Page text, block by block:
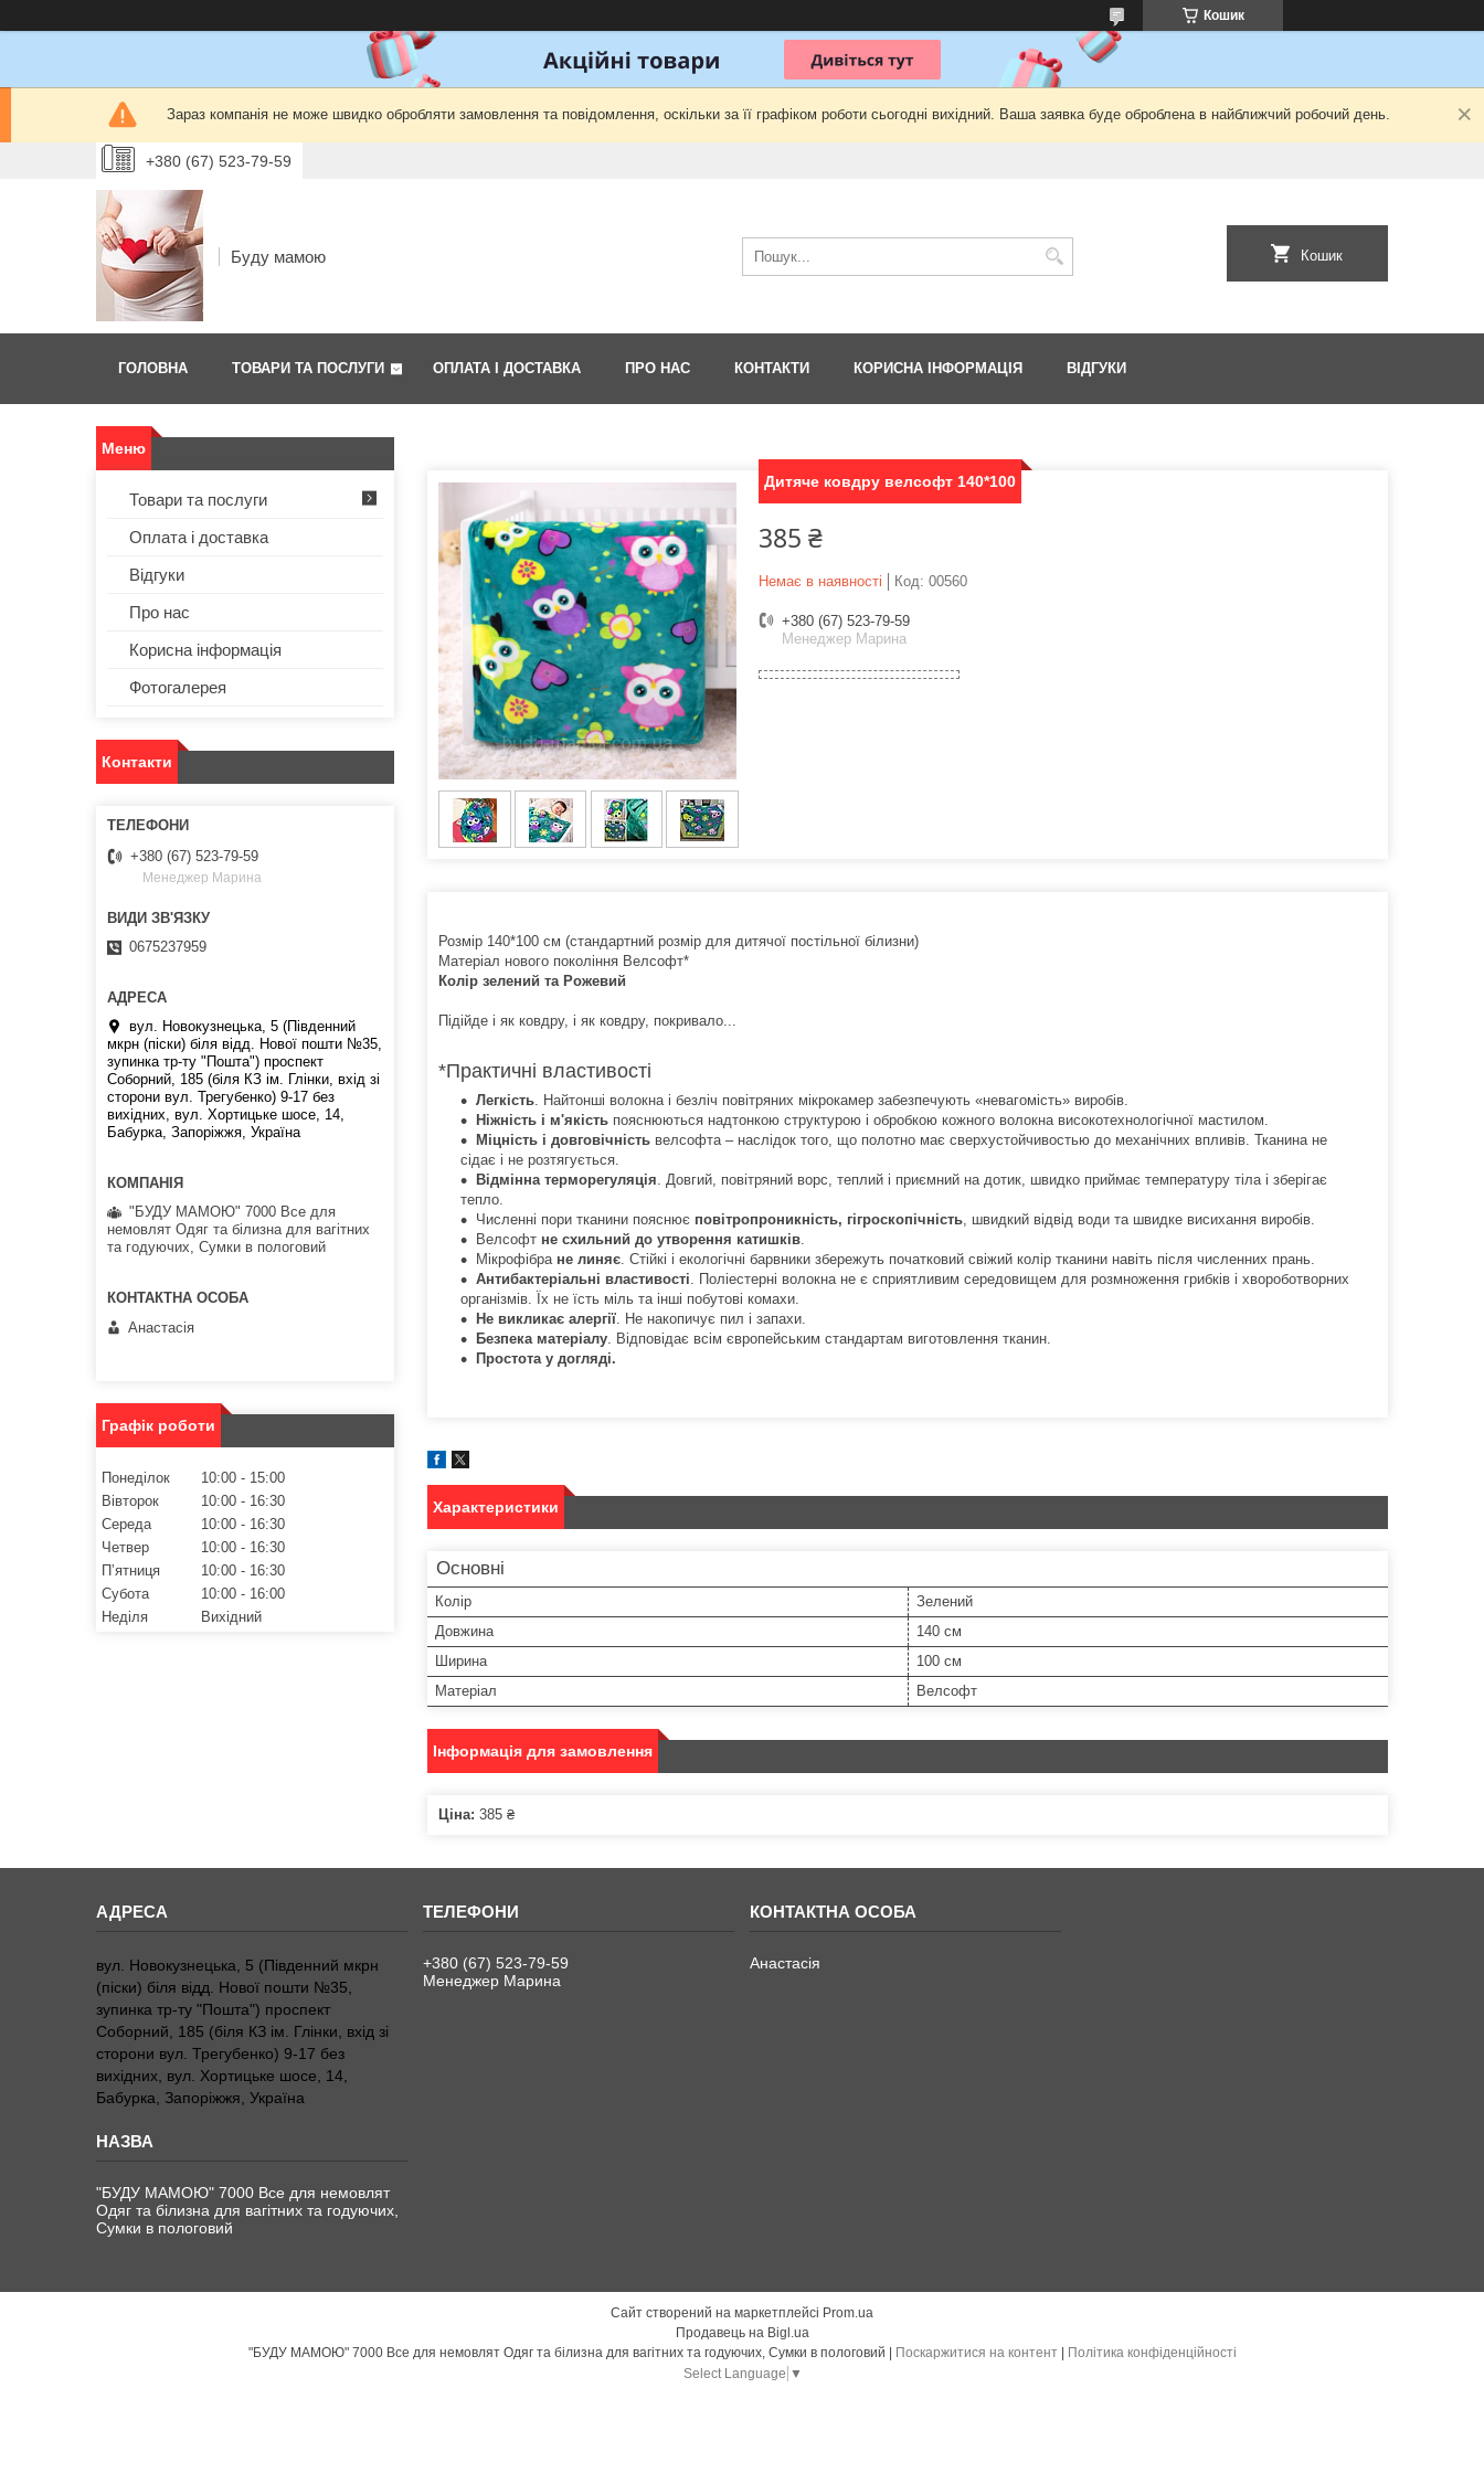
Кошик
Зараз компанія не може швидко обробляти замовлення та повідомлення, оскільки за її графіком роботи сьогодні вихідний. Ваша заявка буде оброблена в найближчий робочий день.
+380 (67) 523-79-59
Буду мамою Кошик
ГОЛОВНА ТОВАРИ ТА ПОСЛУГИ ОПЛАТА І ДОСТАВКА ПРО НАС КОНТАКТИ КОРИСНА ІНФОРМАЦІЯ ВІДГУКИ
Дитяче ковдру велсофт 140*100
385 ₴
Немає в наявності Код: 00560
+380 (67) 523-79-59
Менеджер Марина
Розмір 140*100 см (стандартний розмір для дитячої постільної білизни)
Матеріал нового покоління Велсофт*
Колір зелений та Рожевий
Підійде і як ковдру, і як ковдру, покривало...
*Практичні властивості
Легкість. Найтонші волокна і безліч повітряних мікрокамер забезпечують «невагомість» виробів.
Ніжність і м'якість пояснюються надтонкою структурою і обробкою кожного волокна високотехнологічної мастилом.
Міцність і довговічність велсофта – наслідок того, що полотно має сверхустойчивостью до механічних впливів. Тканина не
сідає і не розтягується.
Відмінна терморегуляція. Довгий, повітряний ворс, теплий і приємний на дотик, швидко приймає температуру тіла і зберігає
тепло.
Численні пори тканини пояснює повітропроникність, гігроскопічність, швидкий відвід води та швидке висихання виробів.
Велсофт не схильний до утворення катишків.
Мікрофібра не линяє. Стійкі і екологічні барвники збережуть початковий свіжий колір тканини навіть після численних прань.
Антибактеріальні властивості. Поліестерні волокна не є сприятливим середовищем для розмноження грибків і хвороботворних
організмів. Їх не їсть міль та інші побутові комахи.
Не викликає алергії. Не накопичує пил і запахи.
Безпека матеріалу. Відповідає всім європейським стандартам виготовлення тканин.
Простота у догляді.
Характеристики
Основні
Колір
Зелений
Довжина
140 см
Ширина
100 см
Матеріал
Велсофт
Інформація для замовлення
Ціна: 385 ₴
Товари та послуги
Оплата і доставка
Відгуки
Про нас
Корисна інформація
Фотогалерея
Контакти
+380 (67) 523-79-59
Менеджер Марина
0675237959
вул. Новокузнецька, 5 (Південний
мкрн (піски) біля відд. Нової пошти №35,
зупинка тр-ту "Пошта") проспект
Соборний, 185 (біля КЗ ім. Глінки, вхід зі
сторони вул. Трегубенко) 9-17 без
вихідних, вул. Хортицьке шосе, 14,
Бабурка, Запоріжжя, Україна
"БУДУ МАМОЮ" 7000 Все для
немовлят Одяг та білизна для вагітних
та годуючих, Сумки в пологовий
Анастасія
Графік роботи
Понеділок 10:00
15:00
Вівторок
10:00
16:30
Середа
10:00
16:30
Четвер
10:00
16:30
Пʼятниця
10:00
16:30
Субота
10:00
16:00
Неділя
Вихідний
вул. Новокузнецька, 5 (Південний мкрн
(піски) біля відд. Нової пошти №35,
зупинка тр-ту "Пошта") проспект
Соборний, 185 (біля КЗ ім. Глінки, вхід зі
сторони вул. Трегубенко) 9-17 без
вихідних, вул. Хортицьке шосе, 14,
Бабурка, Запоріжжя, Україна
"БУДУ МАМОЮ" 7000 Все для немовлят
Одяг та білизна для вагітних та годуючих,
Сумки в пологовий
+380 (67) 523-79-59
Менеджер Марина
Анастасія
Сайт створений на маркетплейсі Prom.ua
Продавець на Bigl.ua
Поскаржитися на контент
Політика конфіденційності
Select Language ▼